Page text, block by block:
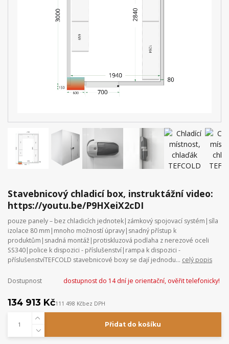
Stavebnicový chladicí box, instruktážní video:
https://youtu.be/P9HXeiX2cDI
pouze panely – bez chladicích jednotek|zámkový spojovací systém|síla
izolace 80 mm|mnoho možností úpravy|snadný přístup k
produktům|snadná montáž|protiskluzová podlaha z nerezové oceli
SS340|police k dispozici - příslušenství|rampa k dispozici -
příslušenstvíTEFCOLD stavebnicové boxy se dají jednodu... celý popis
Dostupnost dostupnost do 14 dní je orientační, ověřit telefonicky!
134 913 Kč111 498 Kčbez DPH
Přidat do košíku